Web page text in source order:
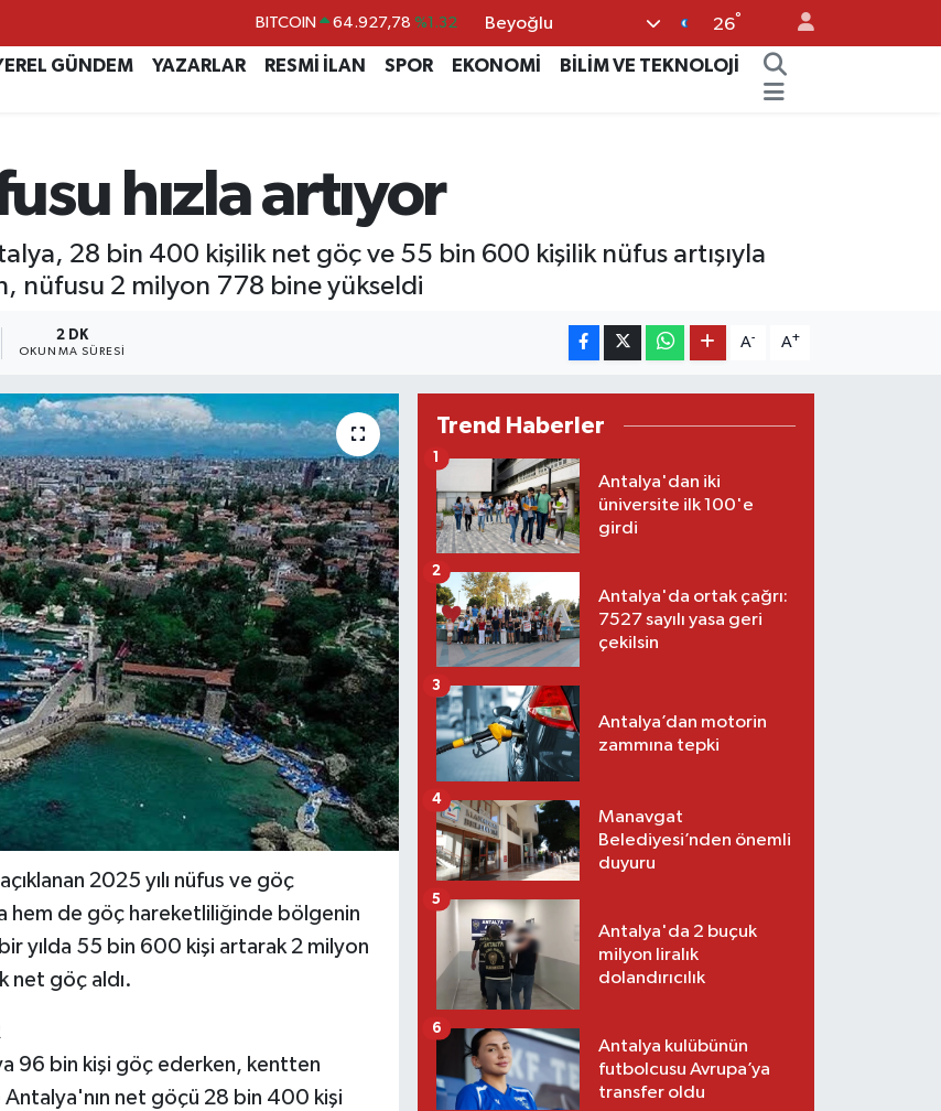
DOLAR 47,5894 %0.08
BİST100 13.703
Beyoğlu 26°
GÜNDEM YAZARLAR RESMİ İLAN SPOR EKONOMİ
BİLİM VE TEKNOLOJİ
hızla artıyor
28 bin 400 kişilik net göç ve 55 bin 600 kişilik nüfus artışıyla
nüfusu 2 milyon 778 bine yükseldi
2 DK
OKUNMA SÜRESI
A- A+
2025 yılı nüfus ve göç
hem de göç hareketliliğinde bölgenin
yılda 55 bin 600 kişi artarak 2 milyon
net göç aldı.
96 bin kişi göç ederken, kentten
Antalya'nın net göçü 28 bin 400 kişi
Trend Haberler
Antalya'dan iki
üniversite ilk 100'e
girdi
1
Antalya'da ortak çağrı:
7527 sayılı yasa geri
çekilsin
2
Antalya’dan motorin
zammına tepki
3
Manavgat
Belediyesi’nden önemli
duyuru
4
Antalya'da 2 buçuk
milyon liralık
dolandırıcılık
5
Antalya kulübünün
futbolcusu Avrupa’ya
transfer oldu
6